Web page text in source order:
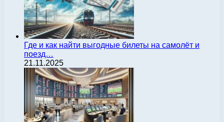
Где и как найти выгодные билеты на самолёт и
поезд…
21.11.2025